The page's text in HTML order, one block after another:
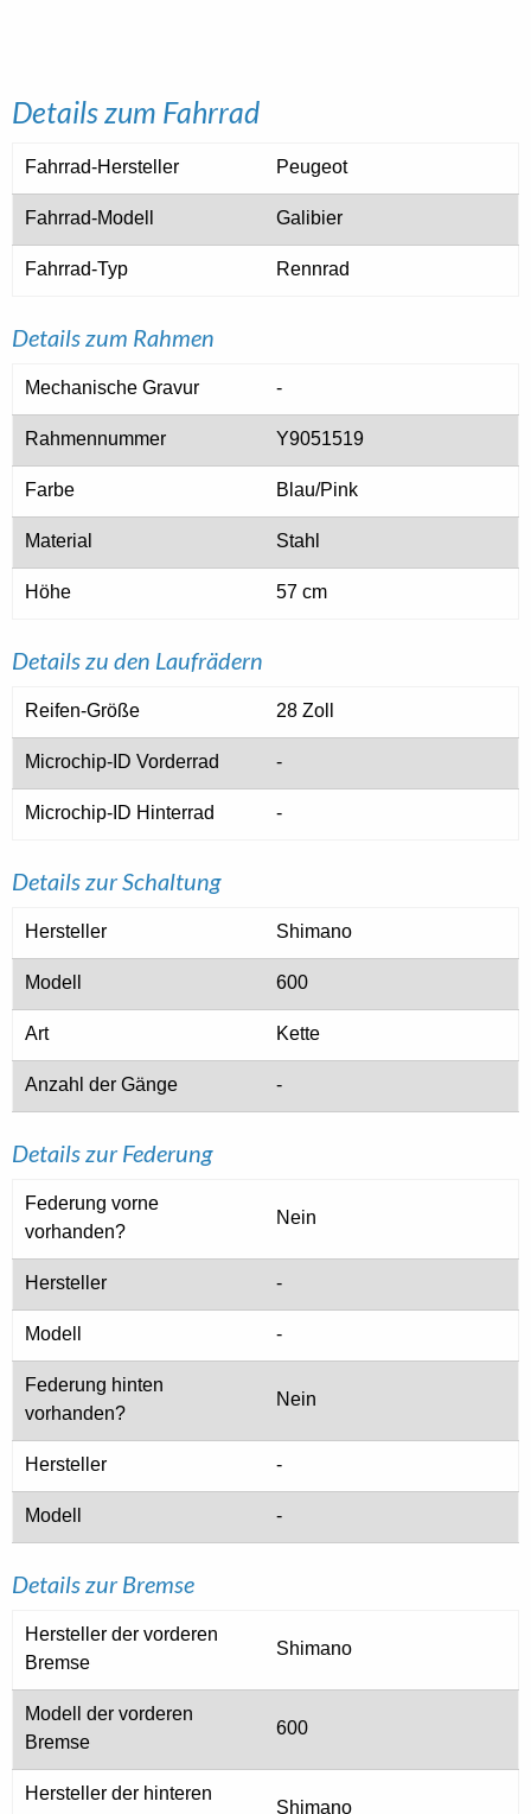
Details zum Fahrrad
Fahrrad-Hersteller Peugeot
Fahrrad-Modell Galibier
Fahrrad-Typ Rennrad
Details zum Rahmen
Mechanische Gravur -
Rahmennummer Y9051519
Farbe Blau/Pink
Material Stahl
Höhe 57 cm
Details zu den Laufrädern
Reifen-Größe 28 Zoll
Microchip-ID Vorderrad -
Microchip-ID Hinterrad -
Details zur Schaltung
Hersteller Shimano
Modell 600
Art Kette
Anzahl der Gänge -
Details zur Federung
Federung vorne
vorhanden?
Nein
Hersteller -
Modell -
Federung hinten
vorhanden?
Nein
Hersteller -
Modell -
Details zur Bremse
Hersteller der vorderen
Bremse
Shimano
Modell der vorderen
Bremse
600
Hersteller der hinteren
Shimano